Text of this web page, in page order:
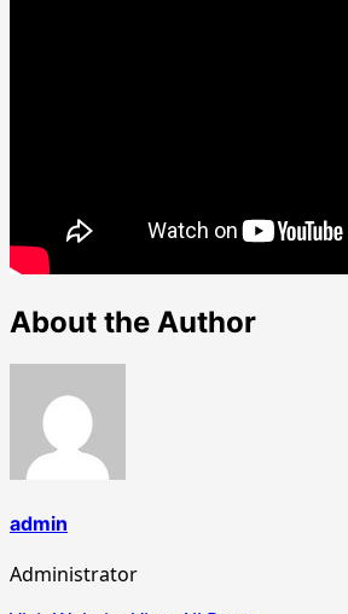
About the Author
admin
Administrator